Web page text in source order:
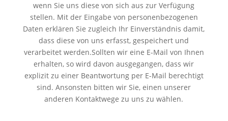
wenn Sie uns diese von sich aus zur Verfügung
stellen. Mit der Eingabe von personenbezogenen
Daten erklären Sie zugleich Ihr Einverständnis damit,
dass diese von uns erfasst, gespeichert und
verarbeitet werden.Sollten wir eine E-Mail von Ihnen
erhalten, so wird davon ausgegangen, dass wir
explizit zu einer Beantwortung per E-Mail berechtigt
sind. Ansonsten bitten wir Sie, einen unserer
anderen Kontaktwege zu uns zu wählen.